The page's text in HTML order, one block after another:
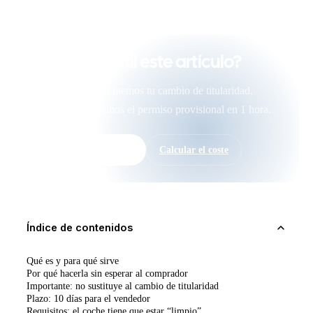
¿Te ha sido útil este artículo?
Si quieres que tramitemos tu cambio de titularidad,
escríbenos. Emitimos el permiso provisional en 1 hora.
Calcular el coste
Índice de contenidos
Qué es y para qué sirve
Por qué hacerla sin esperar al comprador
Importante: no sustituye al cambio de titularidad
Plazo: 10 días para el vendedor